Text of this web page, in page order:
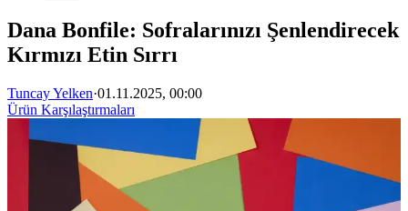
Dana Bonfile: Sofralarınızı Şenlendirecek
Kırmızı Etin Sırrı
Tuncay Yelken·01.11.2025, 00:00
Ürün Karşılaştırmaları